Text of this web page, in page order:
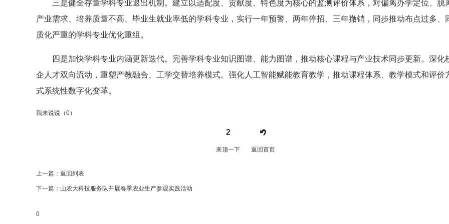
三是健全存量学科专业退出机制。建立以适配度、贡献度、特色度为核心的监测评价体系，对偏离办学定位、脱
产业需求、培养质量不高、毕业生就业率低的学科专业，实行一年预警、两年停招、三年撤销，同步推动布点过多、
质化严重的学科专业优化重组。
四是加快学科专业内涵更新迭代。完善学科专业知识图谱、能力图谱，推动核心课程与产业技术同步更新。深化
企人才双向流动，重塑产教融合、工学交替培养模式。强化人工智能赋能教育教学，推动课程体系、教学模式和评价
式系统性数字化变革。
我来说说（0）
2
来顶一下 返回首页
上一篇： 返回列表
下一篇： 山农大科技服务队开展春季农业生产参观实践活动
0